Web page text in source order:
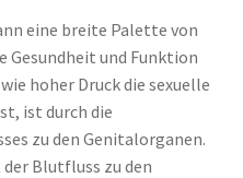
eine breite Palette von
Gesundheit und Funktion
hoher Druck die sexuelle
ist durch die
zu den Genitalorganen.
Blutfluss zu den